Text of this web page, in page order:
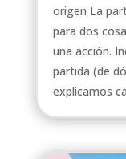
origen La
para dos
una acción.
partida (de
explicamos